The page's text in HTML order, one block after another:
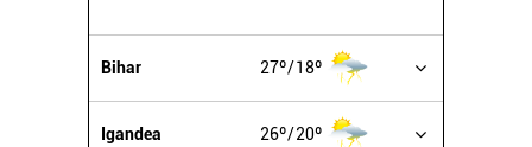
Bihar 27º 18º
Igandea 26º 20º